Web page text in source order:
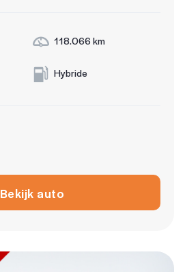
118.066 km
Hybride
Bekijk auto